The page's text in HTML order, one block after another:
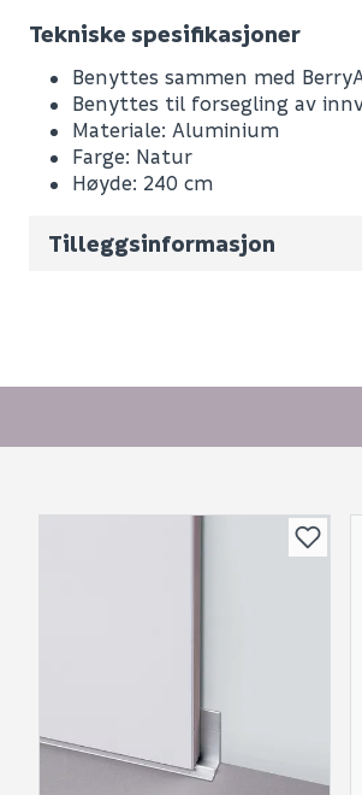
Tekniske spesifikasjoner
Benyttes sammen med
Benyttes til forsegling av
Materiale: Aluminium
Farge: Natur
Høyde: 240 cm
Tilleggsinformasjon
Leverandørens varenummer
Nobb No
Vekt pr. stk / m2 (i kg)
Volum